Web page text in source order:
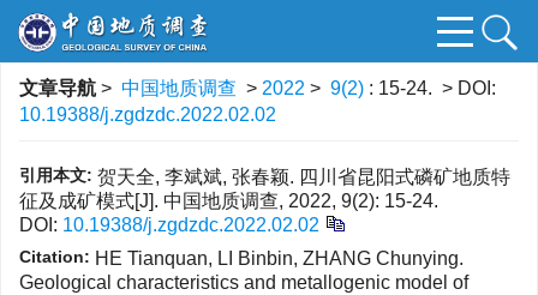
文章导航 > 中国地质调查 > 2022 > 9(2) : 15-24. > DOI:
10.19388/j.zgdzdc.2022.02.02
引用本文: 贺天全, 李斌斌, 张春颖. 四川省昆阳式磷矿地质特
征及成矿模式[J]. 中国地质调查, 2022, 9(2): 15-24.
DOI: 10.19388/j.zgdzdc.2022.02.02
Citation: HE Tianquan, LI Binbin, ZHANG Chunying.
Geological characteristics and metallogenic model of